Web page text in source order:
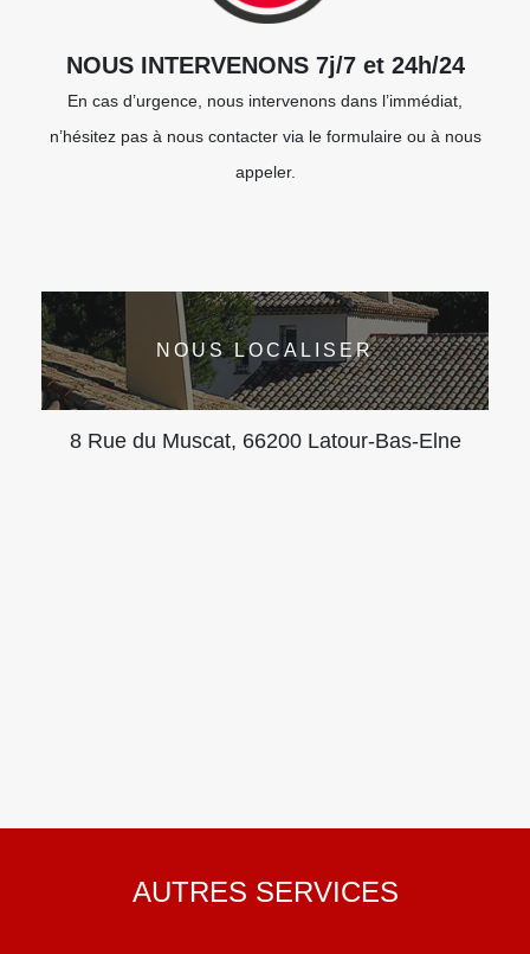
NOUS INTERVENONS 7j/7 et 24h/24
En cas d’urgence, nous intervenons dans l’immédiat,
n’hésitez pas à nous contacter via le formulaire ou à nous
appeler.
NOUS LOCALISER
8 Rue du Muscat, 66200 Latour-Bas-Elne
AUTRES SERVICES